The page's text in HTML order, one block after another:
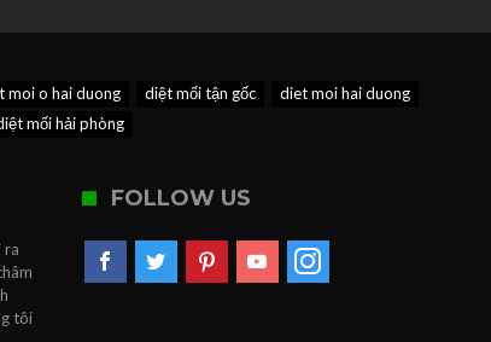
moi o hai duong diệt mối tận gốc
diet moi hai duong
mối hải phòng
ra
tôi
FOLLOW US